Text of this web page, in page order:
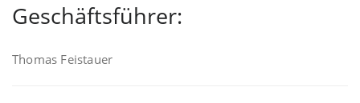
Geschäftsführer:
Thomas Feistauer